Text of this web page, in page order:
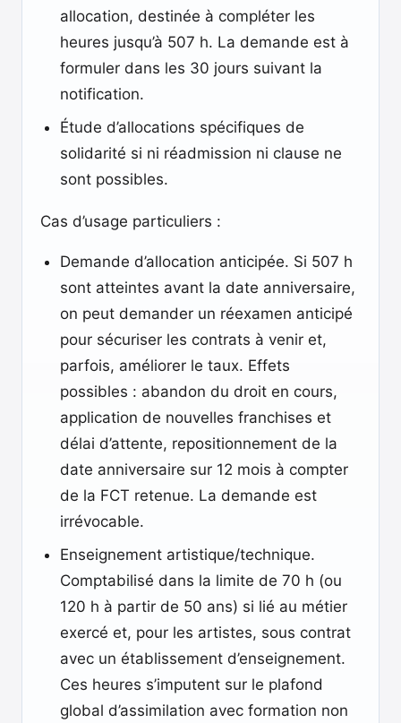
allocation, destinée à compléter les
heures jusqu’à 507 h. La demande est à
formuler dans les 30 jours suivant la
notification.
Étude d’allocations spécifiques de
solidarité si ni réadmission ni clause ne
sont possibles.
Cas d’usage particuliers :
Demande d’allocation anticipée. Si 507 h
sont atteintes avant la date anniversaire,
on peut demander un réexamen anticipé
pour sécuriser les contrats à venir et,
parfois, améliorer le taux. Effets
possibles : abandon du droit en cours,
application de nouvelles franchises et
délai d’attente, repositionnement de la
date anniversaire sur 12 mois à compter
de la FCT retenue. La demande est
irrévocable.
Enseignement artistique/technique.
Comptabilisé dans la limite de 70 h (ou
120 h à partir de 50 ans) si lié au métier
exercé et, pour les artistes, sous contrat
avec un établissement d’enseignement.
Ces heures s’imputent sur le plafond
global d’assimilation avec formation non